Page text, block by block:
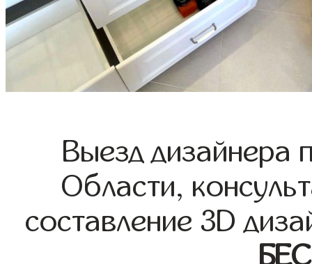
Выезд дизайнера
Области,
составление 3D